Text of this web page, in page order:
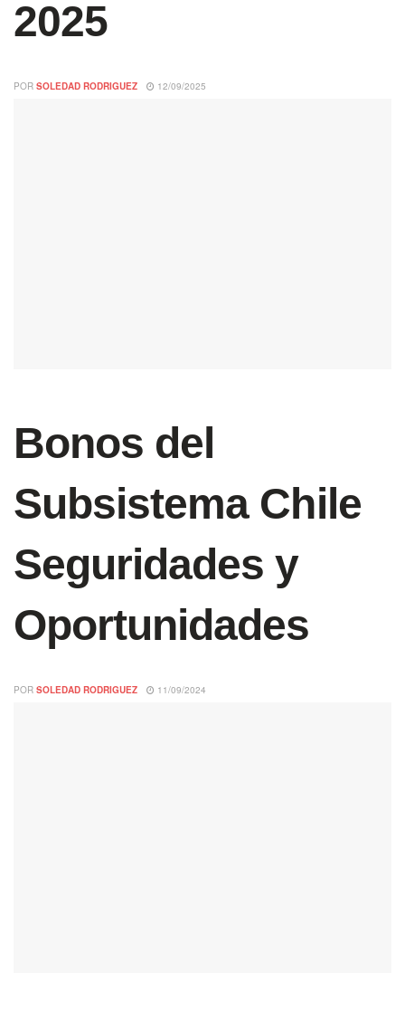
2025
POR SOLEDAD RODRIGUEZ 12/09/2025
Bonos del
Subsistema Chile
Seguridades y
Oportunidades
POR SOLEDAD RODRIGUEZ 11/09/2024